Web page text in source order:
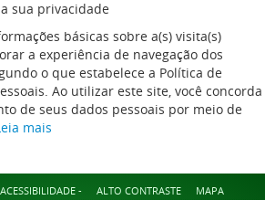
sua privacidade
básicas sobre a(s) visita(s)
a experiência de navegação dos
o que estabelece a Política de
Ao utilizar este site, você concorda
de seus dados pessoais por meio de
mais
ACESSIBILIDADE - ALTO CONTRASTE MAPA